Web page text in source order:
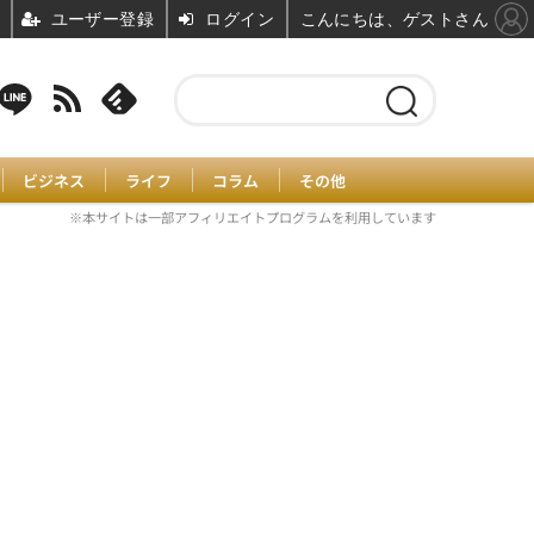
ビジネス ライフ コラム その他
※本サイトは一部アフィリエイトプログラムを利用しています
ユーザー登録 ログイン こんにちは、ゲストさん